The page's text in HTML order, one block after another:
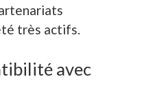
très actifs.
avec